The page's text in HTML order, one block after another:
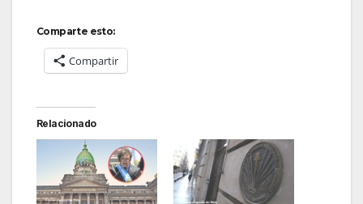
Comparte esto:
Compartir
Relacionado